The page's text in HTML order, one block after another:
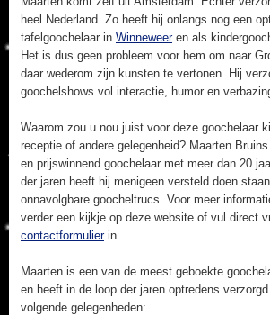
heel Nederland. Zo heeft hij onlangs nog een
tafelgoochelaar in Winneweeren als
Het is dus geen probleem voor hem om naar
daar wederom zijn kunsten te vertonen. Hij
goochelshows vol interactie, humor en
Waarom zou u nou juist voor deze goochelaar
receptie of andere gelegenheid? Maarten
en prijswinnend goochelaar met meer dan 20
der jaren heeft hij menigeen versteld doen
onnavolgbare goocheltrucs. Voor meer
verder een kijkje op deze website of vul direct
contactformulierin.
Maarten is een van de meest geboekte
en heeft in de loop der jaren optredens
volgende gelegenheden: